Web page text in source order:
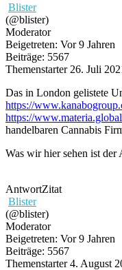
Blister
(@blister)
Moderator
Beigetreten: Vor 9 Jahren
Beiträge: 5567
Themenstarter 26. Juli
Das in London gelistete
https://
https://
handelbaren Cannabis
Was wir hier sehen ist der
AntwortZitat
Blister
(@blister)
Moderator
Beigetreten: Vor 9 Jahren
Beiträge: 5567
Themenstarter 4. August